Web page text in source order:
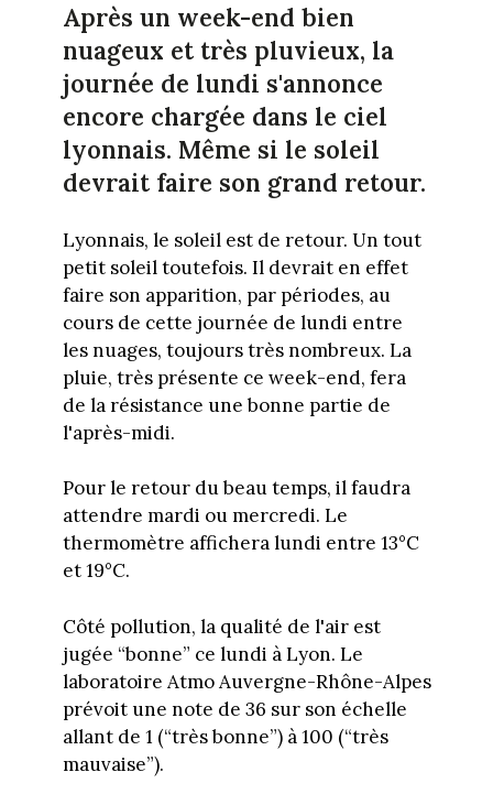
Après un week-end bien
nuageux et très pluvieux, la
journée de lundi s'annonce
encore chargée dans le ciel
lyonnais. Même si le soleil
devrait faire son grand retour.
Lyonnais, le soleil est de retour. Un tout
petit soleil toutefois. Il devrait en effet
faire son apparition, par périodes, au
cours de cette journée de lundi entre
les nuages, toujours très nombreux. La
pluie, très présente ce week-end, fera
de la résistance une bonne partie de
l'après-midi.
Pour le retour du beau temps, il faudra
attendre mardi ou mercredi. Le
thermomètre affichera lundi entre 13°C
et 19°C.
Côté pollution, la qualité de l'air est
jugée “bonne” ce lundi à Lyon. Le
laboratoire Atmo Auvergne-Rhône-Alpes
prévoit une note de 36 sur son échelle
allant de 1 (“très bonne”) à 100 (“très
mauvaise”).